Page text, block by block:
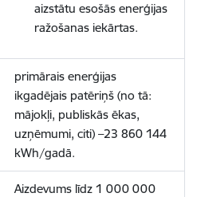
aizstātu esošās enerģijas
ražošanas iekārtas.
primārais enerģijas
ikgadējais patēriņš (no tā:
mājokļi, publiskās ēkas,
uzņēmumi, citi) –23 860 144
kWh/gadā.
Aizdevums līdz 1 000 000